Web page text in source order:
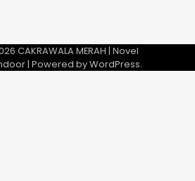
CAKRAWALA MERAH | Novel
| Powered byWordPress.